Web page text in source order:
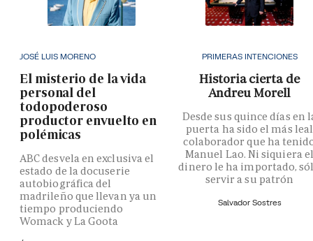
JOSÉ LUIS MORENO
El misterio de la vida
personal del
todopoderoso
productor envuelto en
polémicas
ABC desvela en exclusiva el
estado de la docuserie
autobiográfica del
madrileño que llevan ya un
tiempo produciendo
Womack y La Goota
PRIMERAS INTENCIONES
Historia cierta de
Andreu Morell
Desde sus quince días en
puerta ha sido el más leal
colaborador que ha
Manuel Lao. Ni siquiera
dinero le ha importado,
servir a su patrón
Salvador Sostres